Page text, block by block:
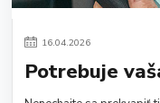
16.04.2026
Potrebuje